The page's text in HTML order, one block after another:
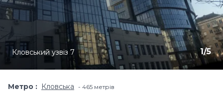
1/5
Кловський узвіз 7
Метро Кловська 465 метрів